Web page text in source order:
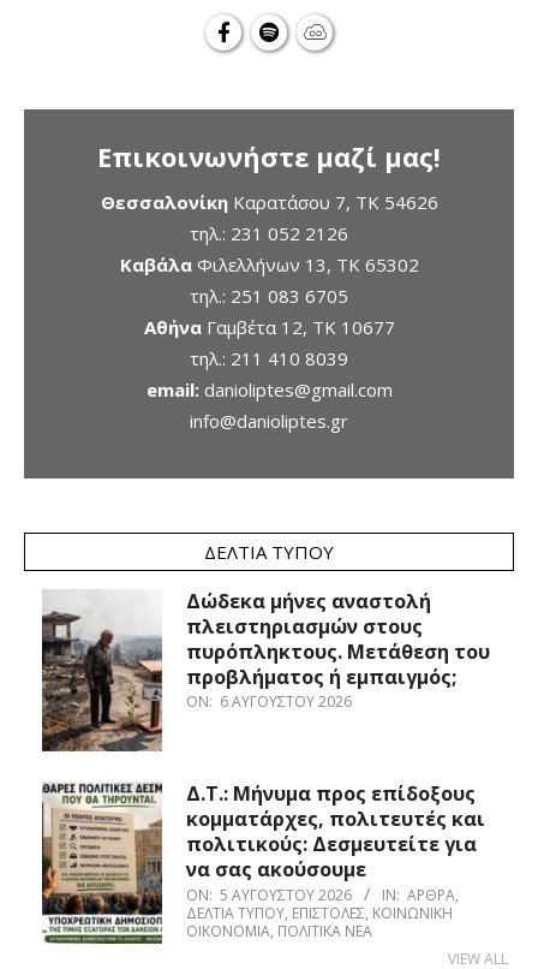
Επικοινωνήστε μαζί μας!
ΘεσσαλονίκηΚαρατάσου 7, TK 54626
τηλ.: 231 052 2126
ΚαβάλαΦιλελλήνων 13, ΤΚ 65302
τηλ.: 251 083 6705
ΑθήναΓαμβέτα 12, ΤΚ 10677
τηλ.: 211 410 8039
email: danioliptes@gmail.com
info@danioliptes.gr
ΔΕΛΤΊΑ ΤΎΠΟΥ
Δώδεκα μήνες αναστολή
πλειστηριασμών στους
πυρόπληκτους. Μετάθεση του
προβλήματος ή εμπαιγμός;
ON: 6 ΑΥΓΟΎΣΤΟΥ 2026
Δ.Τ.: Μήνυμα προς επίδοξους
κομματάρχες, πολιτευτές και
πολιτικούς: Δεσμευτείτε για
να σας ακούσουμε
ON: 5 ΑΥΓΟΎΣΤΟΥ 2026 IN: ΆΡΘΡΑ,
ΔΕΛΤΊΑ ΤΎΠΟΥ, ΕΠΙΣΤΟΛΈΣ, ΚΟΙΝΩΝΙΚΉ
ΟΙΚΟΝΟΜΊΑ, ΠΟΛΙΤΙΚΆ ΝΈΑ
VIEW ALL